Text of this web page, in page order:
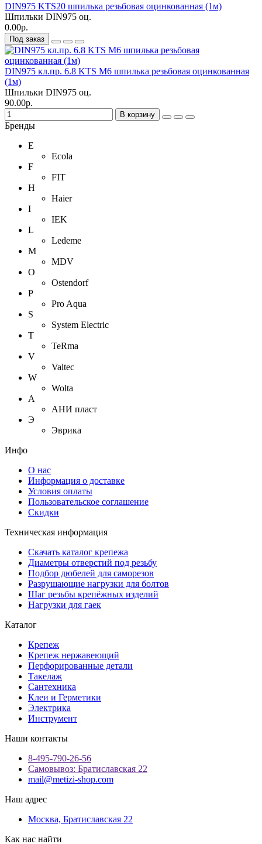
DIN975 KTS20 шпилька резьбовая оцинкованная (1м)
Шпильки DIN975 оц.
0.00р.
Под заказ
DIN975 кл.пр. 6.8 KTS М6 шпилька резьбовая оцинкованная
(1м)
Шпильки DIN975 оц.
90.00р.
В корзину
Бренды
E
Ecola
F
FIT
H
Haier
I
IEK
L
Ledeme
M
MDV
O
Ostendorf
P
Pro Aqua
S
System Electric
T
TeRma
V
Valtec
W
Wolta
А
АНИ пласт
Э
Эврика
Инфо
О нас
Информация о доставке
Условия оплаты
Пользовательское соглашение
Скидки
Техническая информация
Скачать каталог крепежа
Диаметры отверстий под резьбу
Подбор дюбелей для саморезов
Разрушающие нагрузки для болтов
Шаг резьбы крепёжных изделий
Нагрузки для гаек
Каталог
Крепеж
Крепеж нержавеющий
Перфорированные детали
Такелаж
Сантехника
Клеи и Герметики
Электрика
Инструмент
Наши контакты
8-495-790-26-56
Самовывоз: Братиславская 22
mail@metizi-shop.com
Наш адрес
Москва, Братиславская 22
Как нас найти